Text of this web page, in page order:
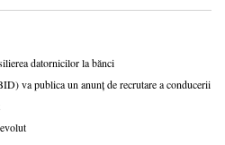
datornicilor la bănci
va publica un anunț de recrutare a conducerii